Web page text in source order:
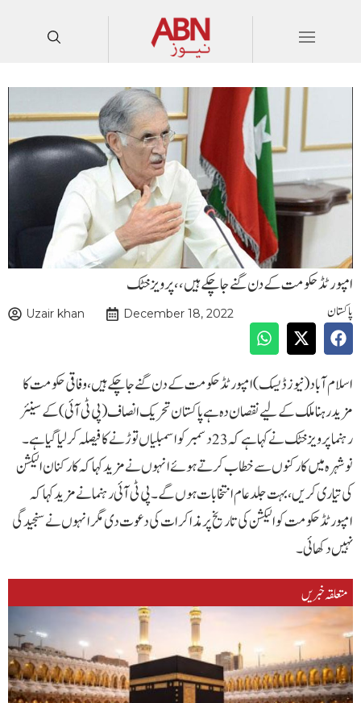
امپورٹڈ حکومت کے دن گنے جاچکے ہیں،، پرویز خٹک
پاکستان Uzair khan December 18, 2022
اسلام آباد ( نیوز ڈیسک ) امپورٹڈ حکومت کے دن گنے جاچکے ہیں، وفاقی حکومت کا
مزید رہنا ملک کے لیے نقصان دہ ہےپاکستان تحریک انصاف (پی ٹی آئی) کے سینئر
رہنما پرویز خٹک نے کہا ہے کہ 23 دسمبر کو اسمبلیاں توڑنے کا فیصلہ کرلیا گیا ہے۔
نوشہرہ میں کارکنوں سے خطاب کرتے ہوئے انہوں نے مزید کہا کہ کارکنان الیکشن
کی تیاری کریں، بہت جلد عام انتخابات ہوں گے۔پی ٹی آئی رہنما نے مزید کہا کہ
امپورٹڈ حکومت کو الیکشن کی تاریخ پر مذاکرات کی دعوت دی مگر انہوں نے سنجیدگی
نہیں دکھائی۔
متعلقہ خبریں